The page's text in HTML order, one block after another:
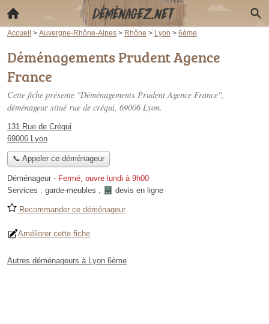
Accueil > Auvergne-Rhône-Alpes > Rhône > Lyon > 6ème
Déménagements Prudent Agence
France
Cette fiche présente "Déménagements Prudent Agence France",
déménageur situé rue de créqui, 69006 Lyon.
131 Rue de Créqui
69006 Lyon
📞 Appeler ce déménageur
Déménageur - Fermé, ouvre lundi à 9h00
Services : garde-meubles , devis en ligne
Recommander ce déménageur
Améliorer cette fiche
Autres déménageurs à Lyon 6ème